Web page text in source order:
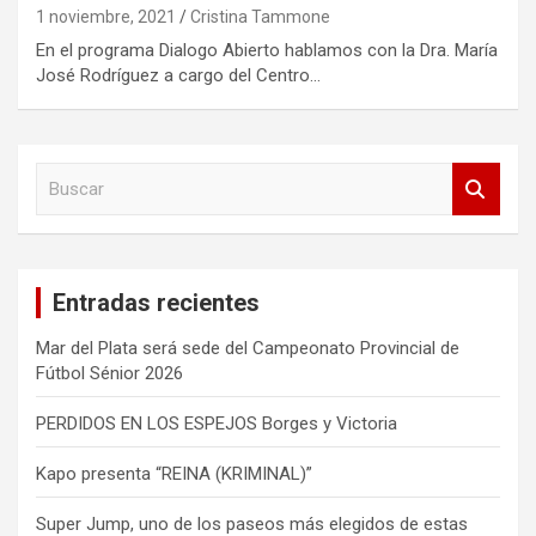
1 noviembre, 2021 Cristina Tammone
En el programa Dialogo Abierto hablamos con la Dra. María
José Rodríguez a cargo del Centro…
Entradas recientes
Mar del Plata será sede del Campeonato Provincial de
Fútbol Sénior 2026
PERDIDOS EN LOS ESPEJOS Borges y Victoria
Kapo presenta “REINA (KRIMINAL)”
Super Jump, uno de los paseos más elegidos de estas